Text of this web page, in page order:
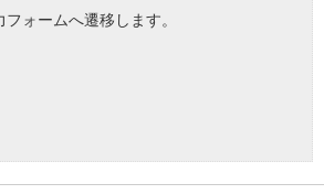
フォームへ遷移します。